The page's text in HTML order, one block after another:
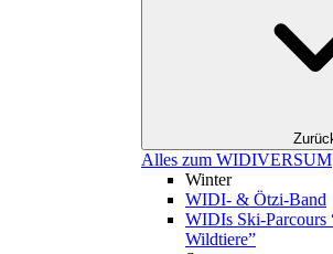
Alles zum WIDIVERSUM
Winter
WIDI- & Ötzi-Band
WIDIs Ski-Parcours
Wildtiere”